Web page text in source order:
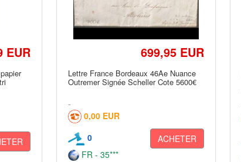
EUR 699,95 EUR
Lettre France Bordeaux 46Ae Nuance
Outremer Signée Scheller Cote 5600€
0,00 EUR
0
ACHETER
FR - 35***